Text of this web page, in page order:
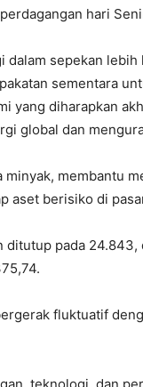
hari
sepekan lebih
sementara
yang diharapkan
global dan
membantu
aset berisiko di
ditutup pada
fluktuatif